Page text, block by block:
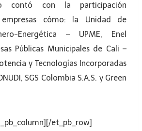
contó con la participación
cómo: la Unidad de
Energética – UPME, Enel
Públicas Municipales de Cali –
y Tecnologías Incorporadas
SGS Colombia S.A.S. y Green
et_pb_row]